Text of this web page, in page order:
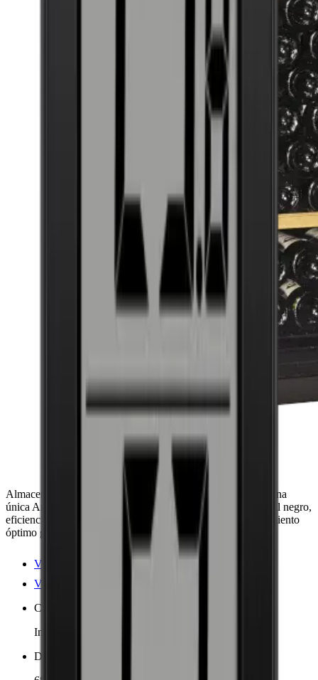
Almacena hasta 98 botellas de Burdeos en el enfriador de zona
única Artevino Oxygen. Diseño elegante con puerta de cristal negro,
eficiencia energética y funcionamiento silencioso. Envejecimiento
óptimo garantizado.
Ver detalles del producto
Ver especificaciones
Colocación
Independiente
Dimensiones (AnxAlxP cm)